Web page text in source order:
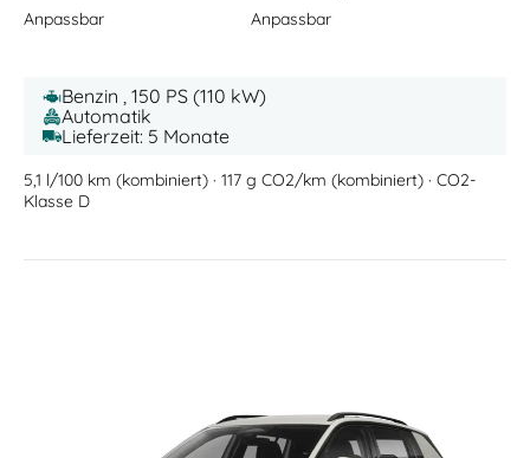
Anpassbar Anpassbar
Benzin , 150 PS (110 kW)
Automatik
Lieferzeit: 5 Monate
5,1 l/100 km (kombiniert) · 117 g CO2/km (kombiniert) · CO2-
Klasse D